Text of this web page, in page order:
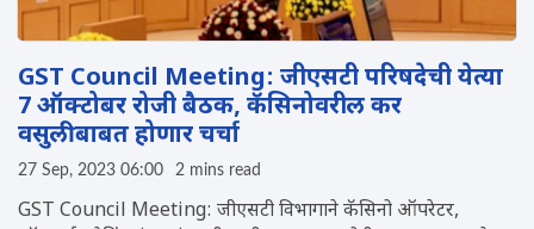
GST Council Meeting: जीएसटी परिषदेची येत्या
7 ऑक्टोबर रोजी बैठक, कॅसिनोवरील कर
वसुलीबाबत होणार चर्चा
27 Sep, 2023 06:00 2 mins read
GST Council Meeting: जीएसटी विभागाने कॅसिनो ऑपरेटर,